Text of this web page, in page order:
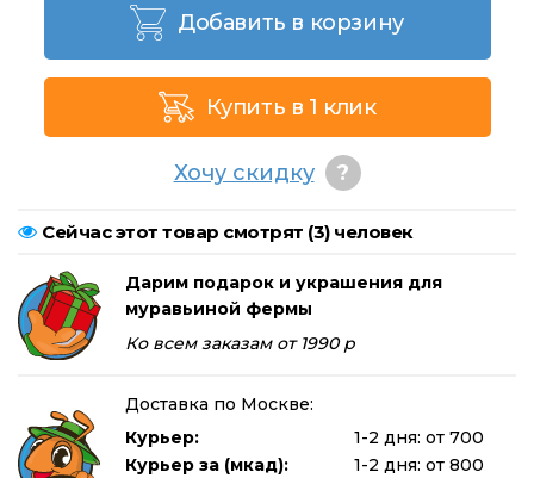
Добавить в корзину
Купить в 1 клик
Хочу скидку ?
Сейчас этот товар смотрят (3) человек
Дарим подарок и украшения для
муравьиной фермы
Ко всем заказам от 1990 р
Доставка по Москве:
Курьер:
1-2 дня: от 700
Курьер за (мкад):
1-2 дня: от 800